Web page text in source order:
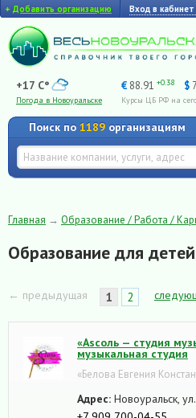
+ Добавить организацию Вход в
+17 C°
Погода в Новоуральске
€ 88.91 +0.38 $
Курсы ЦБ РФ на
Поиск по 1189 организациям
Главная → Образование / Работа /
Образование для
← предыдущая 1 2
«Asсоль — студия
музыкальная студия
«Белова Евгения
Адрес: Новоуральск,